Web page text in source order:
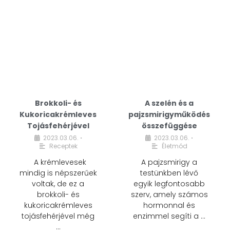
Brokkoli- és
Kukoricakrémleves
Tojásfehérjével
2023.03.06. •
Receptek
A krémlevesek
mindig is népszerűek
voltak, de ez a
brokkoli- és
kukoricakrémleves
tojásfehérjével még
…
A szelén és a
pajzsmirigyműködés
összefüggése
2023.03.06. •
Életmód
A pajzsmirigy a
testünkben lévő
egyik legfontosabb
szerv, amely számos
hormonnal és
enzimmel segíti a …